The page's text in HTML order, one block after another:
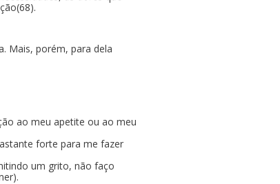
Mais, porém, para dela
ao meu apetite ou ao meu
forte para me fazer
um grito, não faço